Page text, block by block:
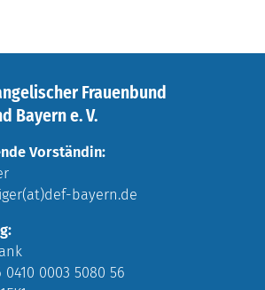
Frauenbund
Bayern e. V.
Vorständin:
bayern.de
0410 0003 5080 56